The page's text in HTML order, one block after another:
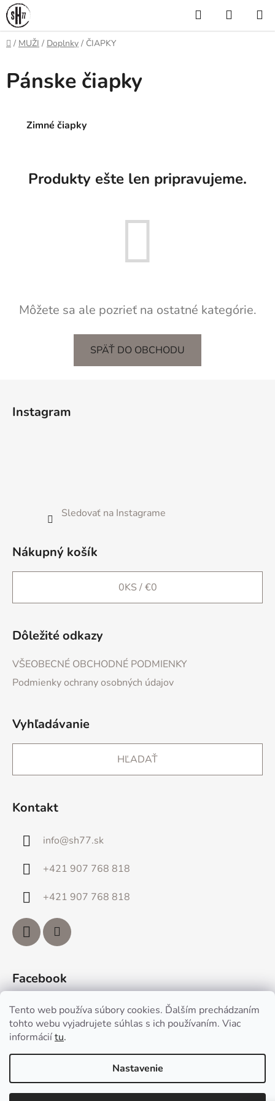
Tento web používa súbory cookies. Ďalším prechádzaním
tohto webu vyjadrujete súhlas s ich používaním. Viac
informáciítu.
Nastavenie
Prejsť
na
obsah
Hľadať
KOŠÍK
Domov
/ MUŽI / Doplnky / ČIAPKY
Pánske čiapky
Zimné čiapky
Produkty ešte len pripravujeme.
Môžete sa ale pozrieť na ostatné kategórie.
SPÄŤ DO OBCHODU
Instagram
Sledovať na Instagrame
Nákupný košík
0KS /€0
Dôležité odkazy
VŠEOBECNÉ OBCHODNÉ PODMIENKY
Podmienky ochrany osobných údajov
Vyhľadávanie
HĽADAŤ
Kontakt
info@sh77.sk
+421 907 768 818
+421 907 768 818
Facebook
Vytvoril Shoptet
Copyright 2026www.sh77.sk. Všetky práva vyhradené.
Upraviť nastavenie cookies